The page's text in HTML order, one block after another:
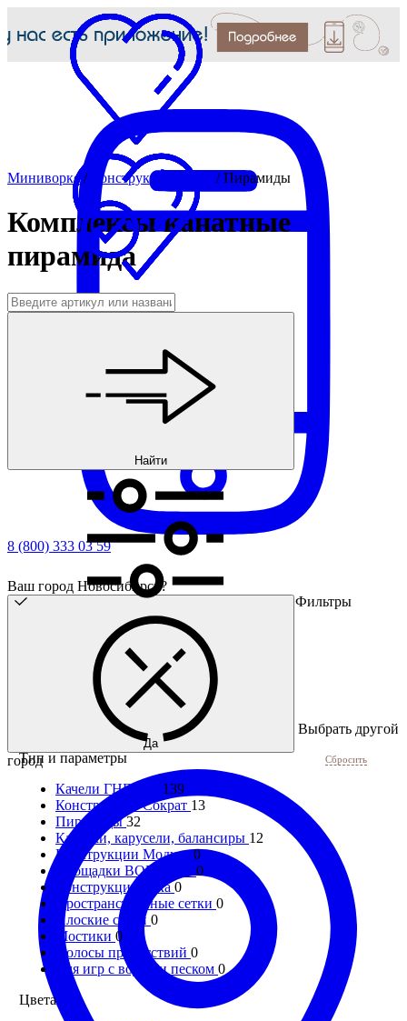
8 (800) 333 03 59
Ваш город Новосибирск?
Да
Выбрать другой
город
Миниворкс / Конструкции МАФ /Пирамиды
Комплексы канатные
пирамида
Найти
Фильтры
Тип и параметры Сбросить
Качели ГНЕЗДО 139
Конструкции Сократ 13
Пирамиды32
Качалки, карусели, балансиры 12
Конструкции Модуль0
Площадки ВОРКАУТ 0
Конструкции Река0
Пространственные сетки 0
Плоские сетки 0
Мостики 0
Полосы препятствий 0
Для игр с водой и песком 0
Цвета